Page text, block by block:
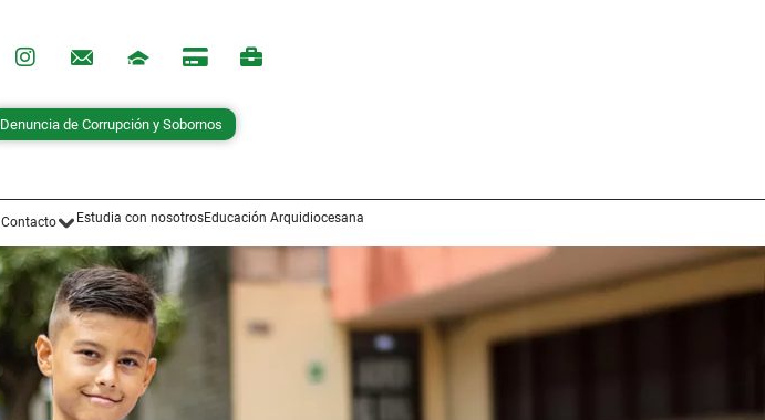
Denuncia de Corrupción y Sobornos
Contacto Estudia con nosotrosEducación Arquidiocesana